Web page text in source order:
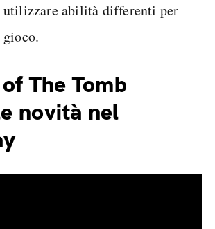
utilizzare abilità differenti per
The Tomb
novità nel